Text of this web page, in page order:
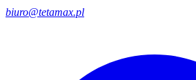
biuro@tetamax.pl